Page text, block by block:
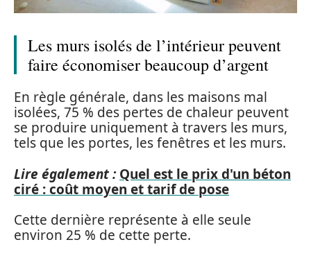
Les murs isolés de l’intérieur peuvent
faire économiser beaucoup d’argent
En règle générale, dans les maisons mal
isolées, 75 % des pertes de chaleur peuvent
se produire uniquement à travers les murs,
tels que les portes, les fenêtres et les murs.
Lire également : Quel est le prix d'un béton
ciré : coût moyen et tarif de pose
Cette dernière représente à elle seule
environ 25 % de cette perte.